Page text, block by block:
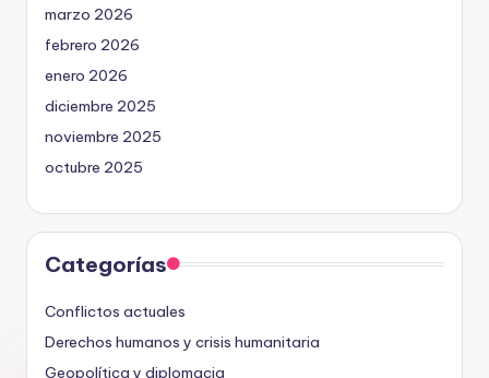
marzo 2026
febrero 2026
enero 2026
diciembre 2025
noviembre 2025
octubre 2025
Categorías
Conflictos actuales
Derechos humanos y crisis humanitaria
Geopolítica y diplomacia